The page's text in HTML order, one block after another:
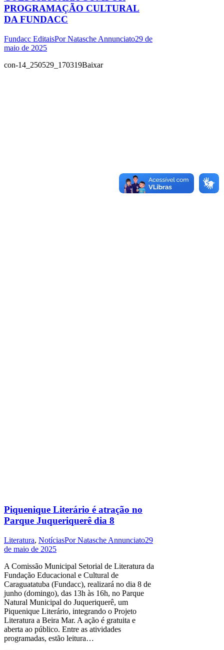
PROGRAMAÇÃO CULTURAL
DA FUNDACC
Fundacc EditaisPorNatasche Annunciato29 de
maio de 2025
con-14_250529_170319Baixar
Piquenique Literário é atração no
Parque Juqueriquerê dia 8
Literatura, NotíciasPorNatasche Annunciato29
de maio de 2025
A Comissão Municipal Setorial de Literatura da
Fundação Educacional e Cultural de
Caraguatatuba (Fundacc), realizará no dia 8 de
junho (domingo), das 13h às 16h, no Parque
Natural Municipal do Juqueriquerê, um
Piquenique Literário, integrando o Projeto
Literatura a Beira Mar. A ação é gratuita e
aberta ao público. Entre as atividades
programadas, estão leitura…